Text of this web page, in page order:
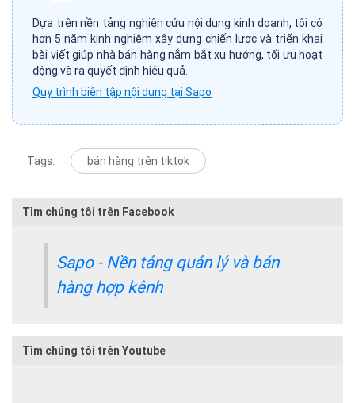
Dựa trên nền tảng nghiên cứu nội dung kinh doanh, tôi có
hơn 5 năm kinh nghiệm xây dựng chiến lược và triển khai
bài viết giúp nhà bán hàng nắm bắt xu hướng, tối ưu hoạt
động và ra quyết định hiệu quả.
Quy trình biên tập nội dung tại Sapo
Tags: bán hàng trên tiktok
Tìm chúng tôi trên Facebook
Sapo - Nền tảng quản lý và bán
hàng hợp kênh
Tìm chúng tôi trên Youtube